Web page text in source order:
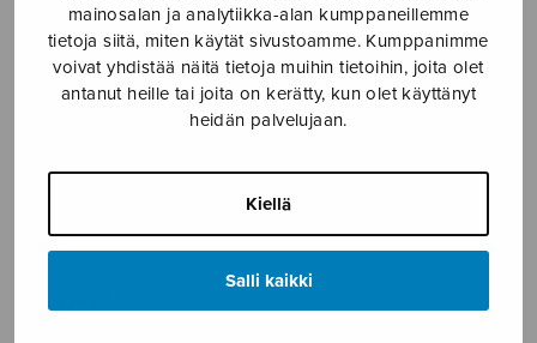
mainosalan ja analytiikka-alan kumppaneillemme
tietoja siitä, miten käytät sivustoamme. Kumppanimme
voivat yhdistää näitä tietoja muihin tietoihin, joita olet
antanut heille tai joita on kerätty, kun olet käyttänyt
heidän palvelujaan.
Kiellä
Salli kaikki
Trad./Ranska
4,30€